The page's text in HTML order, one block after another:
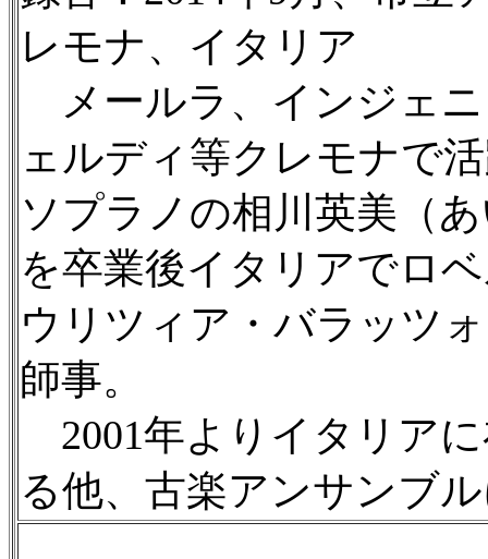
レモナ、イタリア
メールラ、インジェ
ェルディ等クレモナで
ソプラノの相川英美（
を卒業後イタリアでロ
ウリツィア・バラッツ
師事。
2001年よりイタリア
る他、古楽アンサンブ